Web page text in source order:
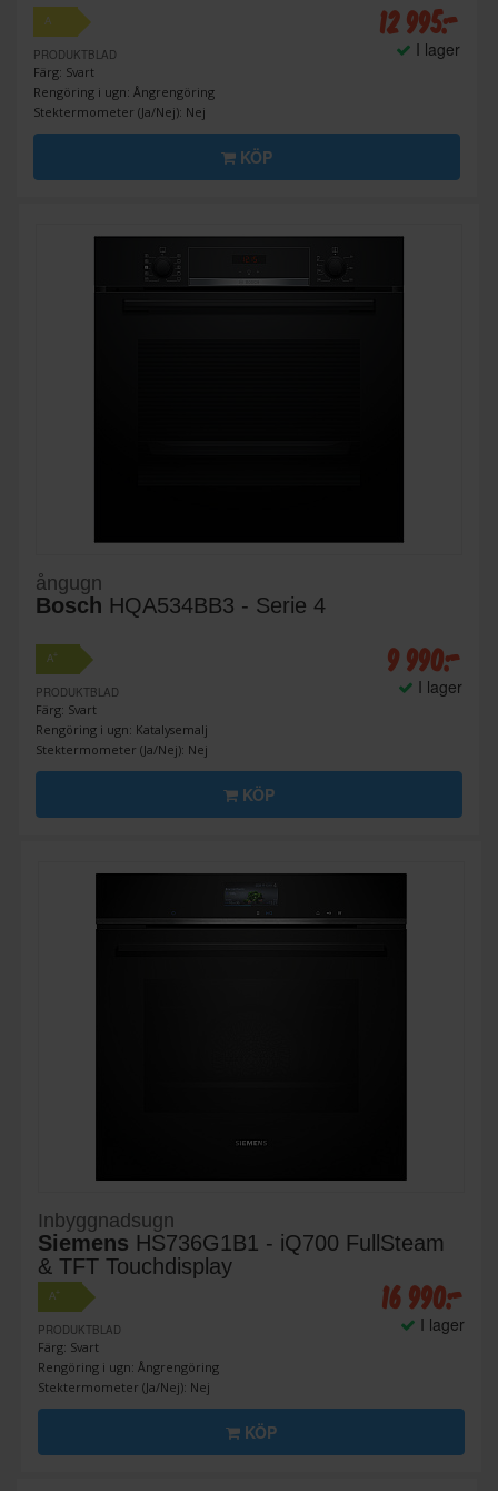
A
PRODUKTBLAD
Färg: Svart
Rengöring i ugn: Ångrengöring
Stektermometer (Ja/Nej): Nej
12 995:-
I lager
KÖP
ångugn
Bosch HQA534BB3 - Serie 4
A+
PRODUKTBLAD
Färg: Svart
Rengöring i ugn: Katalysemalj
Stektermometer (Ja/Nej): Nej
9 990:-
I lager
KÖP
Inbyggnadsugn
Siemens HS736G1B1 - iQ700 FullSteam
& TFT Touchdisplay
A+
PRODUKTBLAD
Färg: Svart
Rengöring i ugn: Ångrengöring
Stektermometer (Ja/Nej): Nej
16 990:-
I lager
KÖP